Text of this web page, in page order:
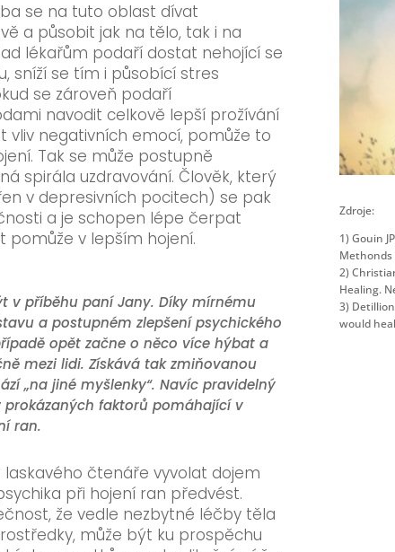
se na tuto oblast dívat
a působit jak na tělo, tak i na
lékařům podaří dostat nehojící se
sníží se tím i působící stres
se zároveň podaří
navodit celkově lepší prožívání
vliv negativních emocí, pomůže to
Tak se může postupně
spirála uzdravování. Člověk, který
v depresivních pocitech) se pak
a je schopen lépe čerpat
pomůže v lepším hojení.
v příběhu paní Jany. Díky mírnému
a postupném zlepšení psychického
opět začne o něco více hýbat a
mezi lidi. Získává tak zmiňovanou
„na jiné myšlenky“. Navíc pravidelný
prokázaných faktorů pomáhající v
ran.
čtenáře vyvolat dojem
při hojení ran předvést.
že vedle nezbytné léčby těla
může být ku prospěchu
Zdroje:
1) Gouin
Methonds
2)
Healing.
3)
would